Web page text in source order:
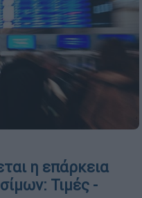
η επάρκεια
Τιμές -